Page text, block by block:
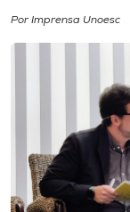
Diplomados
Por Imprensa Unoesc